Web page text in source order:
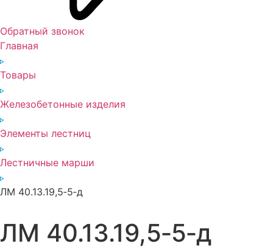
Обратный звонок
Главная
Товары
Железобетонные изделия
Элементы лестниц
Лестничные марши
ЛМ 40.13.19,5‑5‑д
ЛМ 40.13.19,5‑5‑д